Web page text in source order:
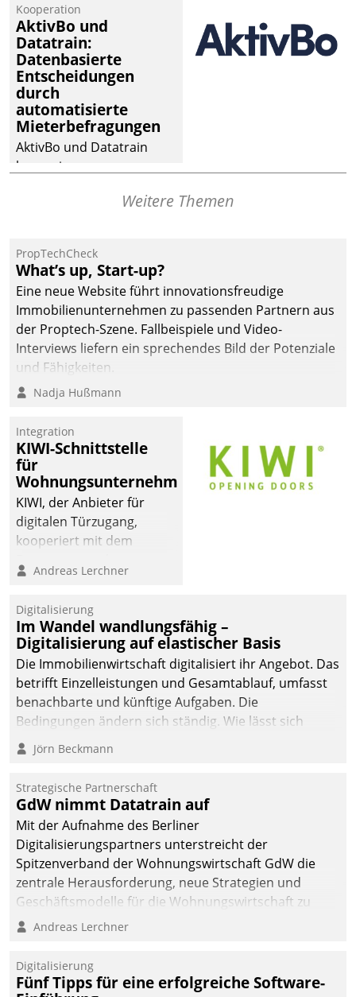
der
Wohnungswirtschaft“.
Bewerben können sich
dafür ein Team
bestehend aus
Wohnungsunternehmen
und PropTech.
Kooperation
AktivBo und
Datatrain:
Datenbasierte
Entscheidungen
durch
automatisierte
Mieterbefragungen
AktivBo und Datatrain
kooperieren –
profitieren: Die nahtlose
Datatrain ermöglicht
automatisiert ausgelöste,
zielgerichtete
Mieterbefragungen – eine
starke Grundlage für
intelligente,
Entscheidungen.
Weitere Themen
PropTechCheck
What’s up, Start-up?
Eine neue Website führt innovationsfreudige
Immobilienunternehmen zu passenden Partnern aus
der Proptech-Szene. Fallbeispiele und Video-
Interviews liefern ein sprechendes Bild der Potenziale
und Fähigkeiten.
Nadja Hußmann
Integration
KIWI-Schnittstelle
für
Wohnungsunternehmen
KIWI, der Anbieter für
digitalen Türzugang,
kooperiert mit dem
Softwareentwicklungshaus
Andreas Lerchner
Digitalisierung
Im Wandel wandlungsfähig –
Digitalisierung auf elastischer Basis
Die Immobilienwirtschaft digitalisiert ihr Angebot. Das
betrifft Einzelleistungen und Gesamtablauf, umfasst
benachbarte und künftige Aufgaben. Die
Bedingungen ändern sich ständig. Wie lässt sich
technisch die Kontrolle wahren und zugleich Freiraum
fürs Wachsen öffnen?
Jörn Beckmann
Strategische Partnerschaft
GdW nimmt Datatrain auf
Mit der Aufnahme des Berliner
Digitalisierungspartners unterstreicht der
Spitzenverband der Wohnungswirtschaft GdW die
zentrale Herausforderung, neue Strategien und
Geschäftsmodelle für die Wohnungswirtschaft zu
entwickeln.
Andreas Lerchner
Digitalisierung
Fünf Tipps für eine erfolgreiche Software-